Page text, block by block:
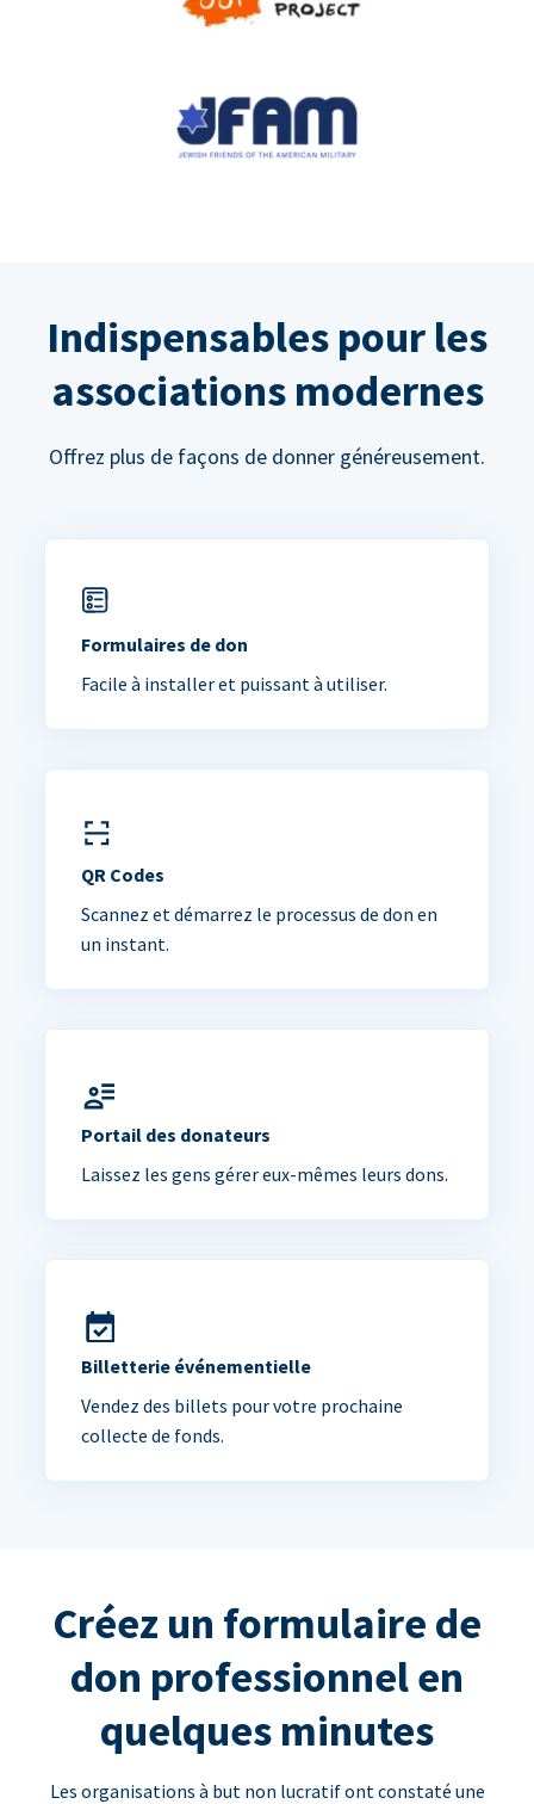
Indispensables pour les
associations modernes
Offrez plus de façons de donner généreusement.
Formulaires de don
Facile à installer et puissant à utiliser.
QR Codes
Scannez et démarrez le processus de don en
un instant.
Portail des donateurs
Laissez les gens gérer eux-mêmes leurs dons.
Billetterie événementielle
Vendez des billets pour votre prochaine
collecte de fonds.
Créez un formulaire de
don professionnel en
quelques minutes
Les organisations à but non lucratif ont constaté une